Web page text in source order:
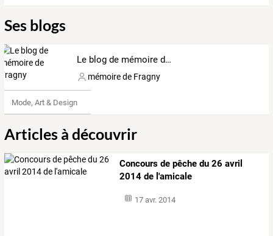
Ses blogs
Le blog de mémoire de Fragny
mémoire de Fragny
Mode, Art & Design
Articles à découvrir
Concours de pêche du 26 avril
2014 de l'amicale
17 avr. 2014